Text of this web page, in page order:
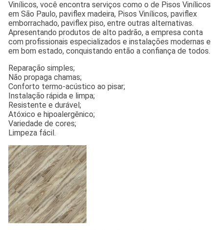
Vinílicos, você encontra serviços como o de Pisos Vinílicos
em São Paulo, paviflex madeira, Pisos Vinílicos, paviflex
emborrachado, paviflex piso, entre outras alternativas.
Apresentando produtos de alto padrão, a empresa conta
com profissionais especializados e instalações modernas e
em bom estado, conquistando então a confiança de todos.
Reparação simples;
Não propaga chamas;
Conforto termo-acústico ao pisar;
Instalação rápida e limpa;
Resistente e durável;
Atóxico e hipoalergênico;
Variedade de cores;
Limpeza fácil.